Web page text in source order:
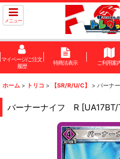
メニュー
マイページ/ご注文
履歴
特商法表示 ご利用案
ホーム > トリコ > 【SR/R/U/C】 > バーナ
バーナーナイフ R [